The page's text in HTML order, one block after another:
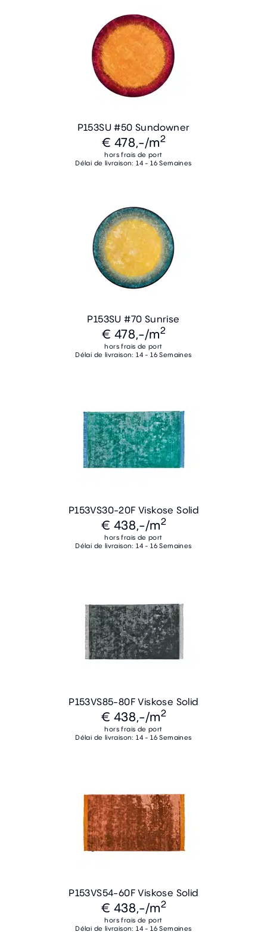
P153SU #50 Sundowner
€ 478,-/m2
hors frais de port
Délai de livraison: 14 - 16 Semaines
P153SU #70 Sunrise
€ 478,-/m2
hors frais de port
Délai de livraison: 14 - 16 Semaines
P153VS30-20F Viskose Solid
€ 438,-/m2
hors frais de port
Délai de livraison: 14 - 16 Semaines
P153VS85-80F Viskose Solid
€ 438,-/m2
hors frais de port
Délai de livraison: 14 - 16 Semaines
P153VS54-60F Viskose Solid
€ 438,-/m2
hors frais de port
Délai de livraison: 14 - 16 Semaines